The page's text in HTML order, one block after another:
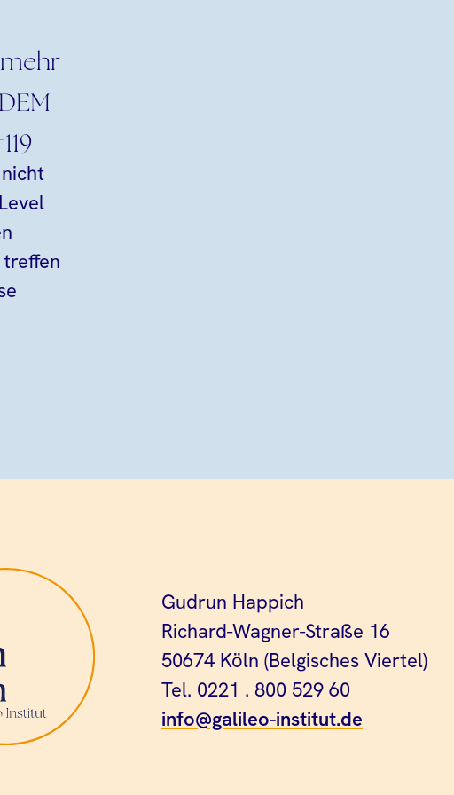
Gudrun Happich
Richard-Wagner-Straße 16
50674 Köln (Belgisches Viertel)
Tel. 0221 . 800 529 60
info@galileo-institut.de